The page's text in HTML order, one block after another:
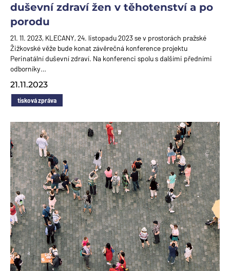
duševní zdraví žen v těhotenství a po
porodu
21. 11. 2023, KLECANY, 24. listopadu 2023 se v prostorách pražské
Žižkovské věže bude konat závěrečná konference projektu
Perinatální duševní zdraví. Na konferenci spolu s dalšími předními
odborníky…
21.11.2023
tisková zpráva